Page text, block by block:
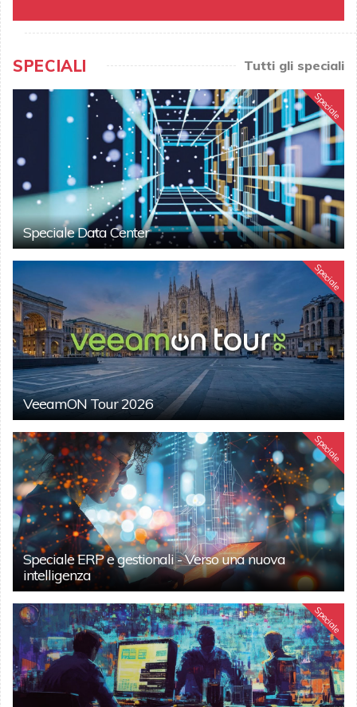
SPECIALI Tutti gli speciali
Speciale
Speciale Data Center
Speciale
VeeamON Tour 2026
Speciale
Speciale ERP e gestionali - Verso una nuova
intelligenza
Speciale